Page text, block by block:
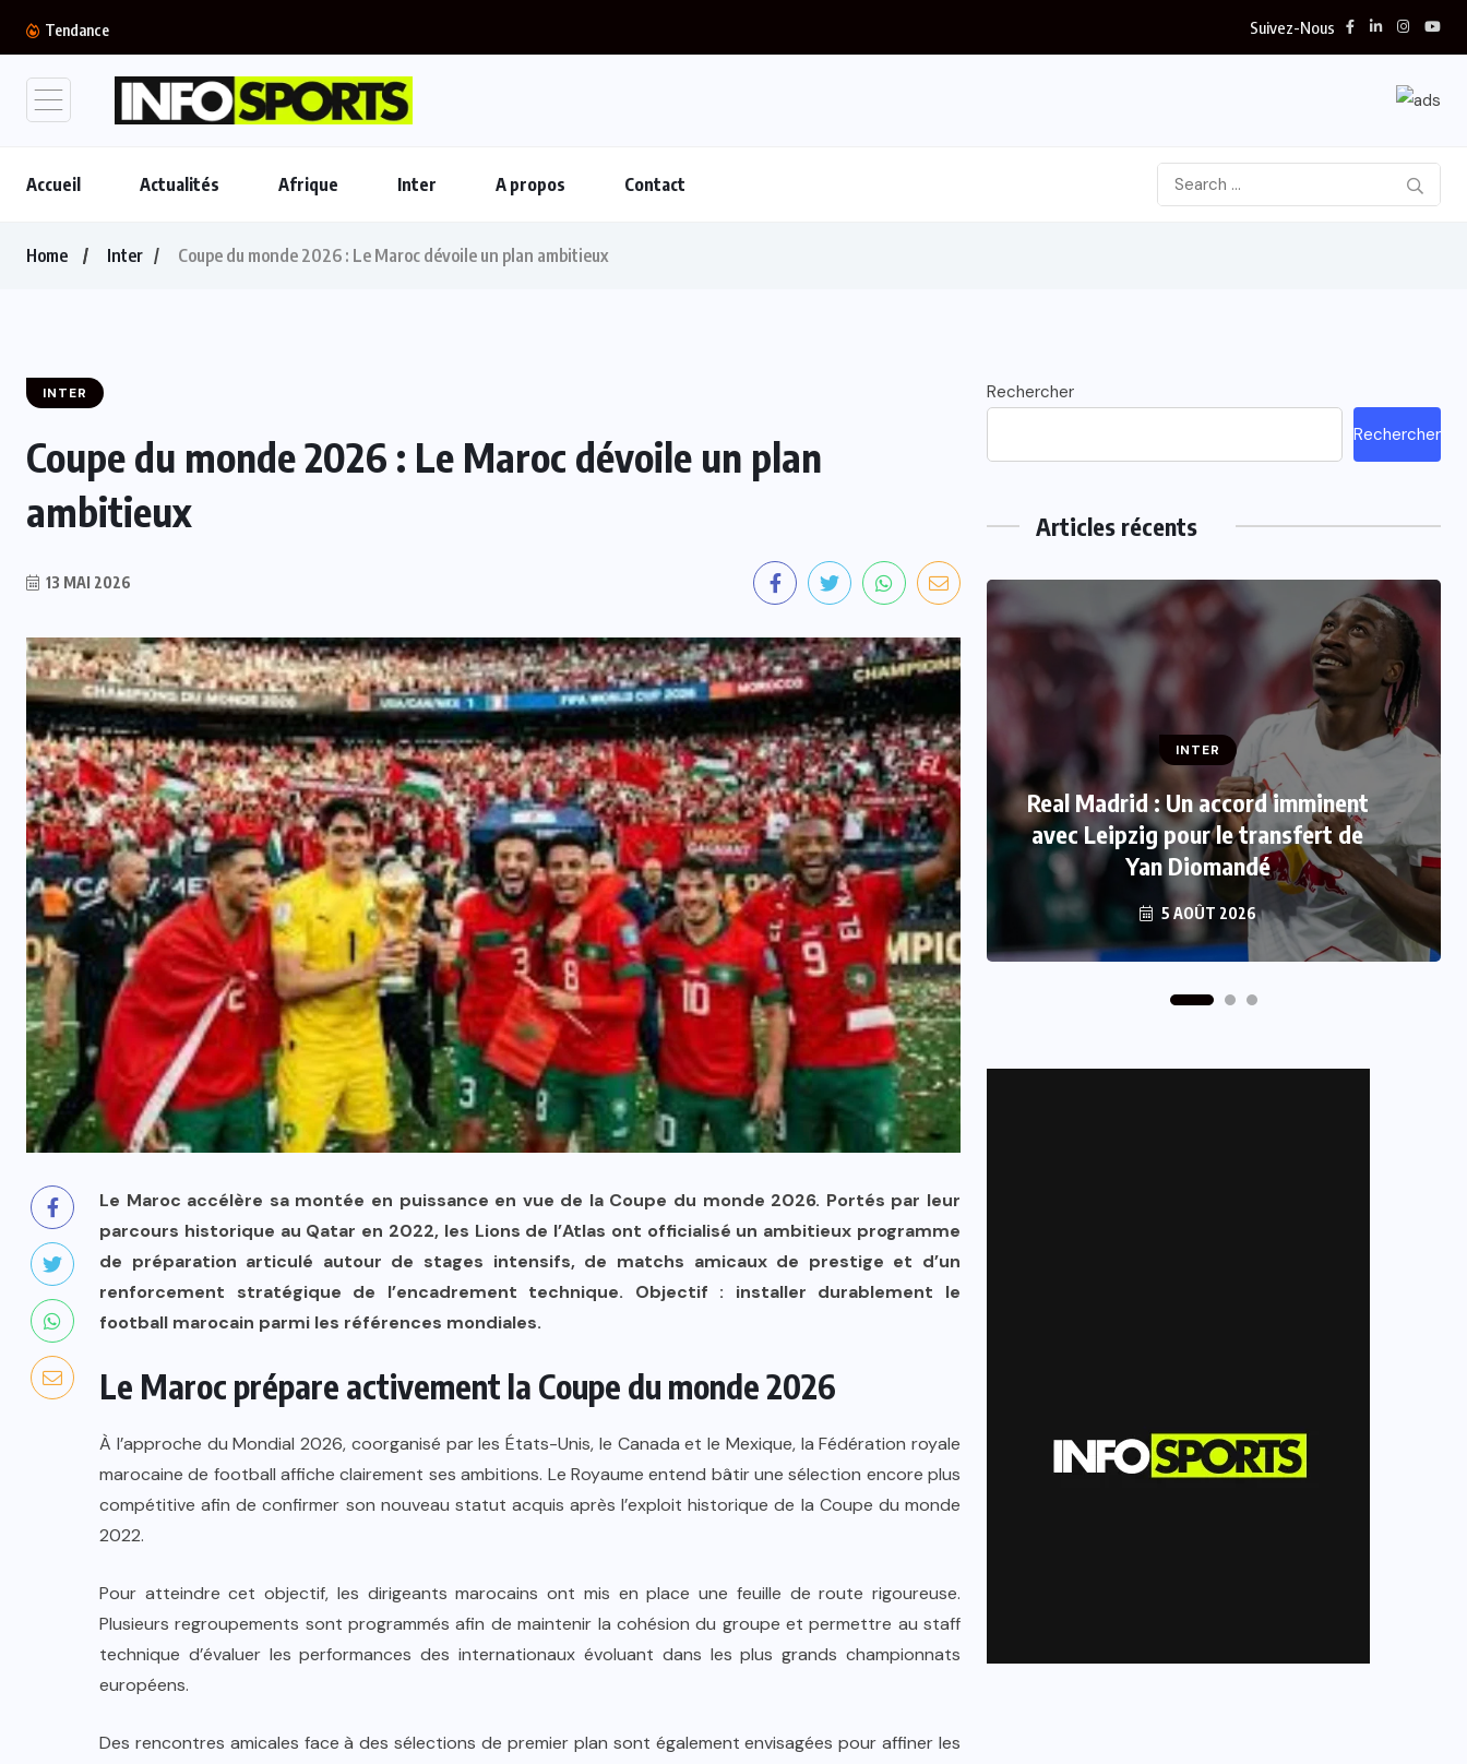
Tendance Suivez-Nous
Accueil Actualités Afrique Inter A propos Contact
Home Inter Coupe du monde 2026 : Le Maroc dévoile un plan ambitieux
INTER
Coupe du monde 2026 : Le Maroc dévoile un plan
ambitieux
13 MAI 2026
Le Maroc accélère sa montée en puissance en vue de la Coupe du monde 2026. Portés par leur
parcours historique au Qatar en 2022, les Lions de l’Atlas ont officialisé un ambitieux programme
de préparation articulé autour de stages intensifs, de matchs amicaux de prestige et d’un
renforcement stratégique de l’encadrement technique. Objectif : installer durablement le
football marocain parmi les références mondiales.
Le Maroc prépare activement la Coupe du monde 2026
À l’approche du Mondial 2026, coorganisé par les États-Unis, le Canada et le Mexique, la Fédération royale
marocaine de football affiche clairement ses ambitions. Le Royaume entend bâtir une sélection encore plus
compétitive afin de confirmer son nouveau statut acquis après l’exploit historique de la Coupe du monde
2022.
Pour atteindre cet objectif, les dirigeants marocains ont mis en place une feuille de route rigoureuse.
Plusieurs regroupements sont programmés afin de maintenir la cohésion du groupe et permettre au staff
technique d’évaluer les performances des internationaux évoluant dans les plus grands championnats
européens.
Des rencontres amicales face à des sélections de premier plan sont également envisagées pour affiner les
Rechercher
Rechercher
Articles récents
INTER
FIFA : Mattias Grafström évoque
des événements “tristes et
répréhensibles” après la crise du
projet FFE
5 AOÛT 2026
INTER
Real Madrid : Un accord imminent
avec Leipzig pour le transfert de
Yan Diomandé
5 AOÛT 2026
INTER
FIFA : Luis Figo se joint aux appels
réclamant la démission de Gianni
Infantino
5 AOÛT 2026